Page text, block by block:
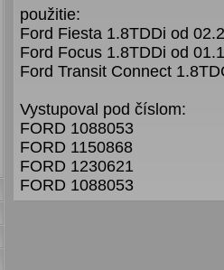
použitie:
Ford Fiesta 1.8TDDi od
Ford Focus 1.8TDDi od
Ford Transit Connect
Vystupoval pod číslom:
FORD 1088053
FORD 1150868
FORD 1230621
FORD 1088053